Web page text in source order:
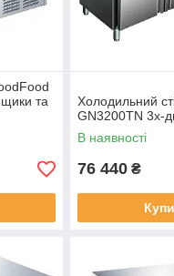
та
Холодильний
GN3200TN 3х-
В наявності
76 440 ₴